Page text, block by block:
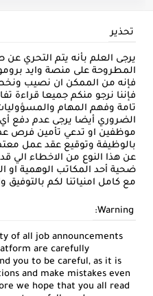
تحذير
يرجى العلم بأنه يتم التحري عن
المطروحة على منصة وايد
فإنه من الممكن ان نصيب
فإننا نرجو منكم جميعا قراءة
تامة وفهم المهام
الضروري أيضا يرجى عدم دفع
موظفين او تدعي تأمين فرص
بالوظيفة وتوقيع عقد عمل
عن هذا النوع من الاخطاء الي
ضحية أحد المكاتب الوهمية او
مع كامل امنياتنا لكم
Warning:
of all job announcements
are carefully
you to be careful, as it is
and make mistakes even
we hope that you all read